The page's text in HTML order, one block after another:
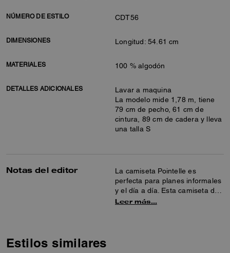
NÚMERO DE ESTILO CDT56
DIMENSIONES Longitud: 54.61 cm
MATERIALES 100 % algodón
DETALLES ADICIONALES
Lavar a maquina
La modelo mide 1,78 m, tiene
79 cm de pecho, 61 cm de
cintura, 89 cm de cadera y lleva
una talla S
Notas del editor
La camiseta Pointelle es
perfecta para planes informales
y el día a día. Esta camiseta de
algodón de manga corta luce
Leer más…
Estilos similares